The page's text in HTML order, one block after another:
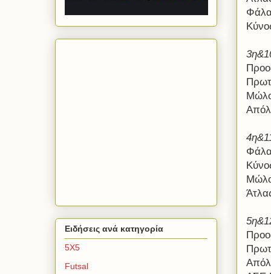
Ειδήσεις ανά κατηγορία
5Χ5
Futsal